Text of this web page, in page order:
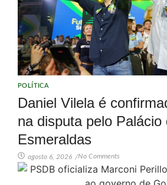
POLÍTICA
Daniel Vilela é
na disputa pelo Palácio
Esmeraldas
agosto 6, 2026 /No Comments